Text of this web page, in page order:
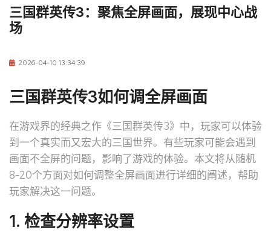
三国群英传3：聚焦全屏画面，展现中心战
场
2026-04-10 13:34:39
三国群英传3如何调全屏画面
在游戏界的经典之作《三国群英传3》中，玩家可以体验
到一个真实而又宏大的三国世界。有些玩家可能会遇到
画面不全屏的问题，影响了游戏的体验。本文将从随机
8-20个方面对如何调整全屏画面进行详细的阐述，帮助
玩家解决这一问题。
1. 检查分辨率设置